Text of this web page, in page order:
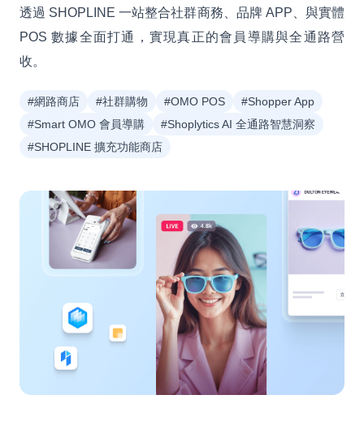
透過 SHOPLINE 一站整合社群商務、品牌 APP、與實體
POS 數據全面打通，實現真正的會員導購與全通路營
收。
#網路商店 #社群購物 #OMO POS
#Shopper App
#Smart OMO 會員導購
#Shoplytics AI 全通路智慧洞察
#SHOPLINE 擴充功能商店